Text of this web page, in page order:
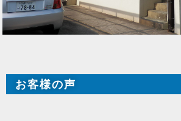
お客様の声